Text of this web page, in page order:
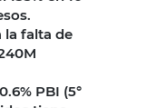
falta de
PBI (5°